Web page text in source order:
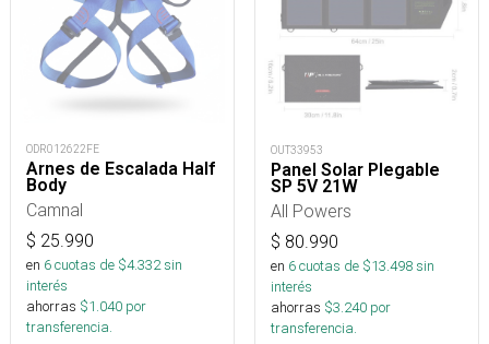
ODR012622FE
Arnes de Escalada Half
Body
Camnal
$ 25.990
en 6cuotas de $4.332sin
interés
ahorras $1.040 por
transferencia.
OUT33953
Panel Solar Plegable
SP 5V 21W
All Powers
$ 80.990
en 6cuotas de $13.498sin
interés
ahorras $3.240 por
transferencia.